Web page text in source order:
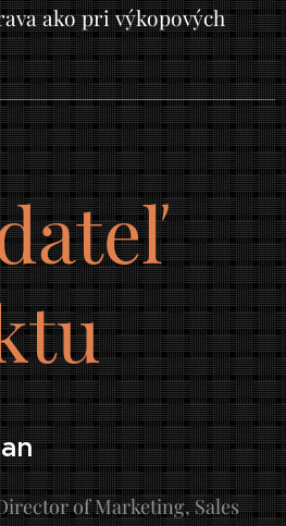
ako pri výkopových
of Marketing, Sales